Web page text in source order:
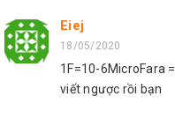
Eiej
18/05/2020
1F=10-6MicroFara
viết ngược rồi bạn